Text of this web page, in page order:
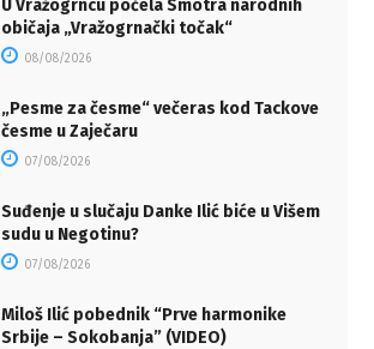
U Vražogrncu počela Smotra narodnih
običaja „Vražogrnački točak“
08/08/2026
„Pesme za česme“ večeras kod Tackove
česme u Zaječaru
07/08/2026
Suđenje u slučaju Danke Ilić biće u Višem
sudu u Negotinu?
07/08/2026
Miloš Ilić pobednik “Prve harmonike
Srbije – Sokobanja” (VIDEO)